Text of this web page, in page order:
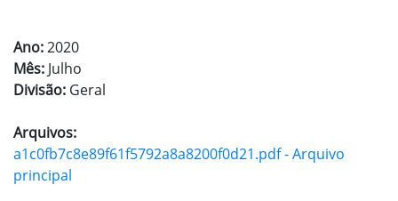
Ano:2020
Mês: Julho
Divisão: Geral
Arquivos:
a1c0fb7c8e89f61f5792a8a8200f0d21.pdf - Arquivo
principal